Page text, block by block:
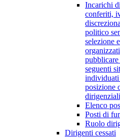
Incarichi
conferiti,
politico
selezione
seguenti
individuati
posizione
Elenco
Posti di
Ruolo
Dirigenti cessati